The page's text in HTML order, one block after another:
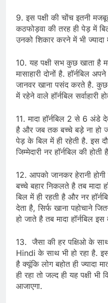
9. इस पक्षी की चोंच इतनी
कठफोड़वा की तरह ही पेड़ में
उनको शिकार करने में भी ज्यादा
10. यह पक्षी सभ कुछ खाता है
मासाहारी दोनों है. हॉर्नबिल
जानवर खाना पसंद करते है. कुछ
में रहेने वाले हॉर्नबिल सर्वाहारी
11. मादा हॉर्नबिल 2 से 6 अंडे
है और जब तक बच्चे बड़े ना हो
पेड़ के बिल में ही रहेती है. इस
जिम्मेदारी नर हॉर्नबिल की होती
12. आपको जानकर हेरानी
बच्चे बहार निकलते है तब मादा
बिल में ही रहती है और नर
देता है, सिर्फ खाना पहोचाने
हो जाते है तब मादा हॉर्नबिल
13. जैसा की हर पक्षिओ के
Hindi के साथ भी हो रहा है.
है क्यूंकि लोग बहोत ही ज्यादा
ही रहा तो जल्द ही यह पक्षी भी
आजाएगा.